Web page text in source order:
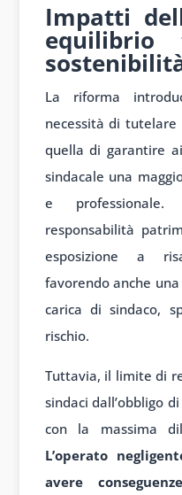
Impatti
La riforma
necessità di
quella di garantire
sindacale una
e
responsabilità
esposizione a
favorendo anche
carica di sindaco,
rischio.
Tuttavia, il limite di
sindaci dall’obbligo
con la massima
L’operato
avere